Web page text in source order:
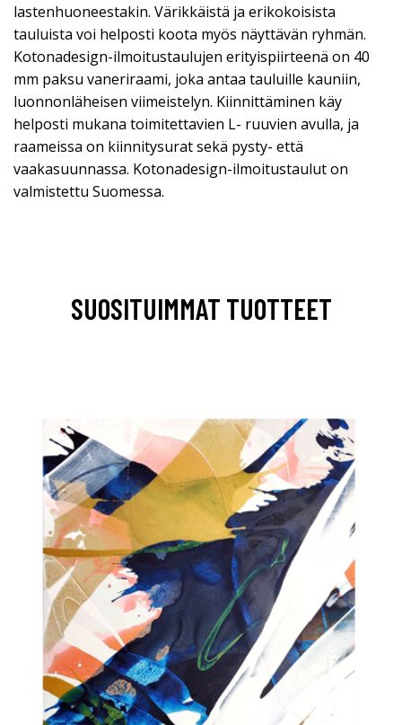
lastenhuoneestakin. Värikkäistä ja erikokoisista
tauluista voi helposti koota myös näyttävän ryhmän.
Kotonadesign-ilmoitustaulujen erityispiirteenä on 40
mm paksu vaneriraami, joka antaa tauluille kauniin,
luonnonläheisen viimeistelyn. Kiinnittäminen käy
helposti mukana toimitettavien L- ruuvien avulla, ja
raameissa on kiinnitysurat sekä pysty- että
vaakasuunnassa. Kotonadesign-ilmoitustaulut on
valmistettu Suomessa.
SUOSITUIMMAT TUOTTEET